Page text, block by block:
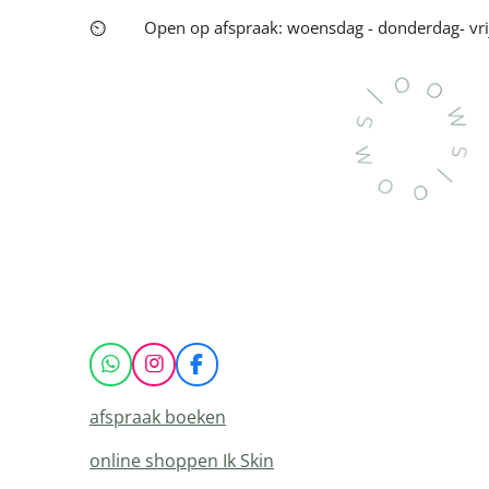
⏲ Open op afspraak: woensdag - donderdag-
W
h
a
t
s
A
I
n
s
t
a
g
F
a
c
e
o
afspraak boeken
online shoppen Ik Skin